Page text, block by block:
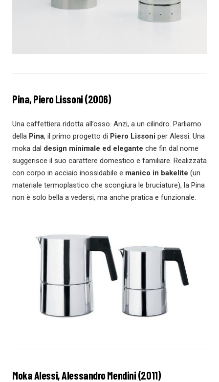
Pina, Piero Lissoni (2006)
Una caffettiera ridotta all’osso. Anzi, a un cilindro. Parliamo
della Pina, il primo progetto di Piero Lissoni per Alessi. Una
moka dal design minimale ed elegante che fin dal nome
suggerisce il suo carattere domestico e familiare. Realizzata
con corpo in acciaio inossidabile e manico in bakelite (un
materiale termoplastico che scongiura le bruciature), la Pina
non è solo bella a vedersi, ma anche pratica e funzionale.
Moka Alessi, Alessandro Mendini (2011)